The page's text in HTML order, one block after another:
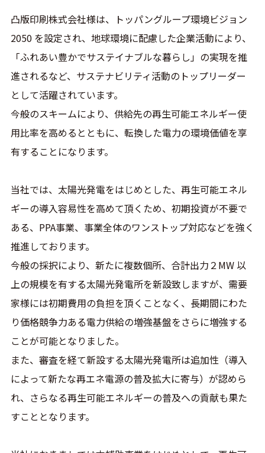
凸版印刷株式会社様は、トッパングループ環境ビジョン
2050 を設定され、地球環境に配慮した企業活動により、
「ふれあい豊かでサステイナブルな暮らし」の実現を推
進されるなど、サステナビリティ活動のトップリーダー
として活躍されています。
今般のスキームにより、供給先の再生可能エネルギー使
用比率を高めるとともに、転換した電力の環境価値を享
有することになります。
当社では、太陽光発電をはじめとした、再生可能エネル
ギーの導入容易性を高めて頂くため、初期投資が不要で
ある、PPA事業、事業全体のワンストップ対応などを強く
推進しております。
今般の採択により、新たに複数個所、合計出力２MW 以
上の規模を有する太陽光発電所を新設致しますが、需要
家様には初期費用の負担を頂くことなく、長期間にわた
り価格競争力ある電力供給の増強基盤をさらに増強する
ことが可能となりました。
また、審査を経て新設する太陽光発電所は追加性（導入
によって新たな再エネ電源の普及拡大に寄与）が認めら
れ、さらなる再生可能エネルギーの普及への貢献も果た
すこととなります。